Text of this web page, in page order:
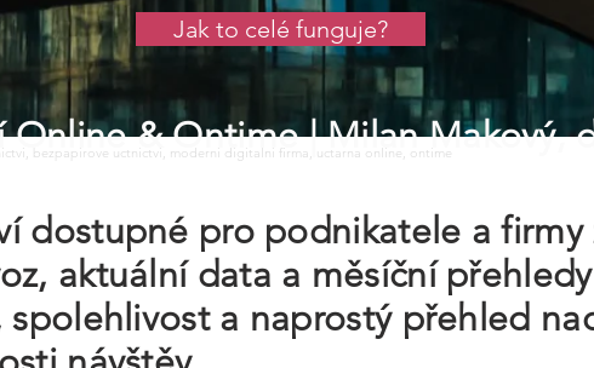
Jak to celé funguje?
Online & Ontime| Milan Makový,
bezpapirove uctnictvi, moderni digitalni firma, uctarna online, ontime
dostupné pro podnikatele a firmy
aktuální data a měsíční
spolehlivost a naprostý přehled